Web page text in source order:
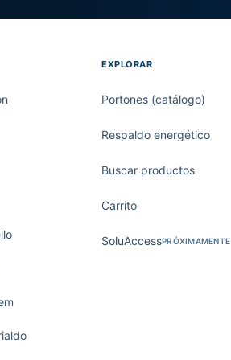
EXPLORAR
Portones (catálogo)
Respaldo energético
Buscar productos
Carrito
SoluAccessPRÓXIMAMENTE